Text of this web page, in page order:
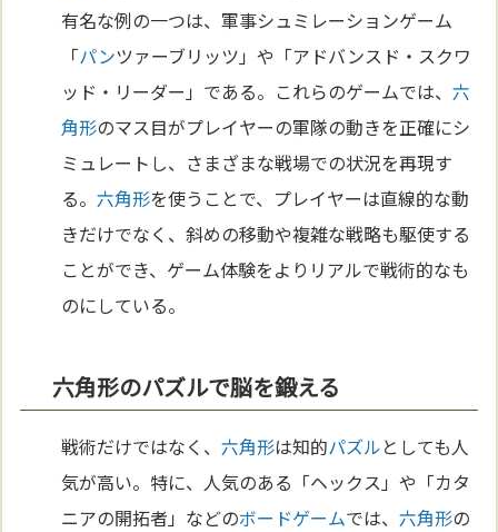
有名な例の一つは、軍事シュミレーションゲーム
「パンツァーブリッツ」や「アドバンスド・スクワ
ッド・リーダー」である。これらのゲームでは、六
角形のマス目がプレイヤーの軍隊の動きを正確にシ
ミュレートし、さまざまな戦場での状況を再現す
る。六角形を使うことで、プレイヤーは直線的な動
きだけでなく、斜めの移動や複雑な戦略も駆使する
ことができ、ゲーム体験をよりリアルで戦術的なも
のにしている。
六角形のパズルで脳を鍛える
戦術だけではなく、六角形は知的パズルとしても人
気が高い。特に、人気のある「ヘックス」や「カタ
ニアの開拓者」などのボードゲームでは、六角形の